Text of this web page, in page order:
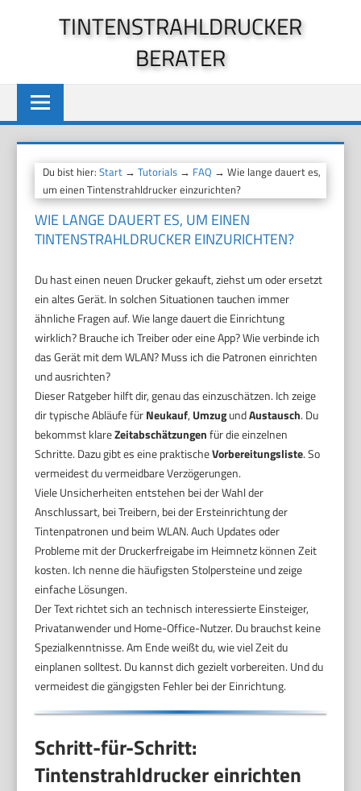
TINTENSTRAHLDRUCKER
BERATER
Du bist hier:Start →Tutorials → FAQ → Wie lange dauert es,
um einen Tintenstrahldrucker einzurichten?
WIE LANGE DAUERT ES, UM EINEN
TINTENSTRAHLDRUCKER EINZURICHTEN?
Du hast einen neuen Drucker gekauft, ziehst um oder ersetzt
ein altes Gerät. In solchen Situationen tauchen immer
ähnliche Fragen auf. Wie lange dauert die Einrichtung
wirklich? Brauche ich Treiber oder eine App? Wie verbinde ich
das Gerät mit dem WLAN? Muss ich die Patronen einrichten
und ausrichten?
Dieser Ratgeber hilft dir, genau das einzuschätzen. Ich zeige
dir typische Abläufe fürNeukauf, UmzugundAustausch. Du
bekommst klareZeitabschätzungenfür die einzelnen
Schritte. Dazu gibt es eine praktischeVorbereitungsliste. So
vermeidest du vermeidbare Verzögerungen.
Viele Unsicherheiten entstehen bei der Wahl der
Anschlussart, bei Treibern, bei der Ersteinrichtung der
Tintenpatronen und beim WLAN. Auch Updates oder
Probleme mit der Druckerfreigabe im Heimnetz können Zeit
kosten. Ich nenne die häufigsten Stolpersteine und zeige
einfache Lösungen.
Der Text richtet sich an technisch interessierte Einsteiger,
Privatanwender und Home-Office-Nutzer. Du brauchst keine
Spezialkenntnisse. Am Ende weißt du, wie viel Zeit du
einplanen solltest. Du kannst dich gezielt vorbereiten. Und du
vermeidest die gängigsten Fehler bei der Einrichtung.
Schritt-für-Schritt:
Tintenstrahldrucker einrichten